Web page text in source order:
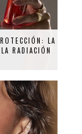
LA
RADIACIÓN